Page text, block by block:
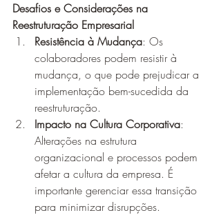
Desafios e Considerações na
Reestruturação Empresarial
Resistência à Mudança: Os
colaboradores podem resistir à
mudança, o que pode prejudicar a
implementação bem-sucedida da
reestruturação.
Impacto na Cultura Corporativa:
Alterações na estrutura
organizacional e processos podem
afetar a cultura da empresa. É
importante gerenciar essa transição
para minimizar disrupções.